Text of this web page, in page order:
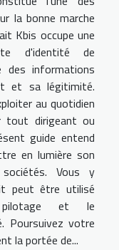
la bonne marche
Kbis occupe une
d'identité de
des informations
et sa légitimité.
au quotidien
tout dirigeant ou
guide entend
en lumière son
Vous y
peut être utilisé
pilotage et le
Poursuivez votre
la portée de...